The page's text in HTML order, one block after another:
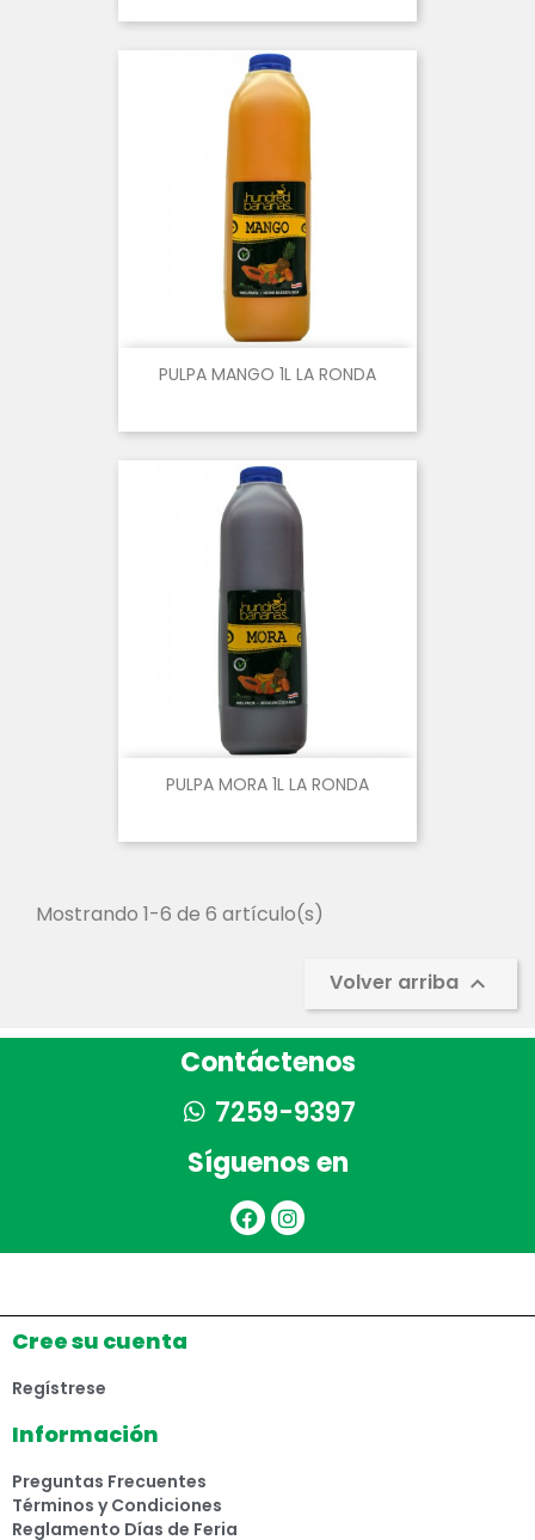
PULPA MANGO 1L LA RONDA
PULPA MORA 1L LA RONDA
Mostrando 1-6 de 6 artículo(s)
Volver arriba 
Contáctenos
7259-9397
Síguenos en
Cree su cuenta
Regístrese
Información
Preguntas Frecuentes
Términos y Condiciones
Reglamento Días de Feria